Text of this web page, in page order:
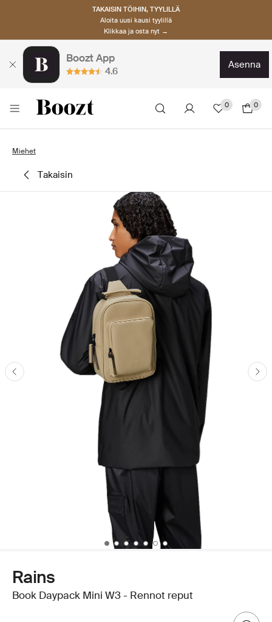
TAKAISIN TÖIHIN, TYYLILLÄ
Aloita uusi kausi tyylillä
Klikkaa ja osta nyt →
Boozt App
4.6
asenna
0 0
Miehet
takaisin
Rains
Book Daypack Mini W3 - Rennot reput